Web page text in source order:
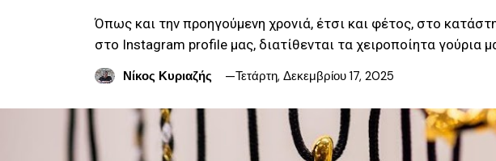
Όπως και την προηγούμενη χρονιά, έτσι και φέτος, στο
στο Instagram profile μας, διατίθενται τα χειροποίητα γούρια
Νίκος Κυριαζής
Τετάρτη, Δεκεμβρίου 17, 2025